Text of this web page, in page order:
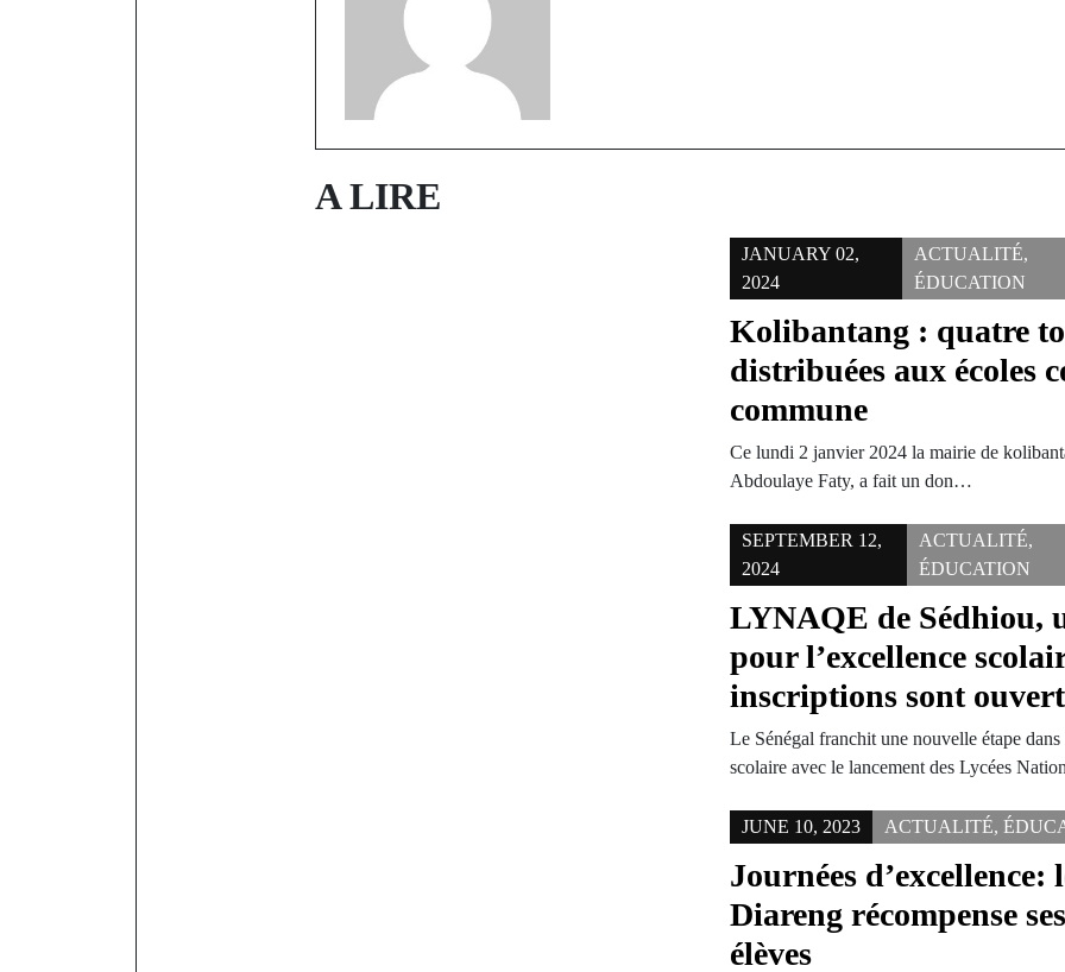
A LIRE
JANUARY 02,
2024
ACTUALITÉ,
ÉDUCATION
Kolibantang : quatre
distribuées aux écoles
commune
Ce lundi 2 janvier 2024 la mairie de
Abdoulaye Faty, a fait un don…
SEPTEMBER 12,
2024
ACTUALITÉ,
ÉDUCATION
LYNAQE de Sédhiou,
pour l’excellence
inscriptions sont
Le Sénégal franchit une nouvelle étape
scolaire avec le lancement des Lycées
JUNE 10, 2023 ACTUALITÉ,
Journées d’excellence:
Diareng récompense
élèves